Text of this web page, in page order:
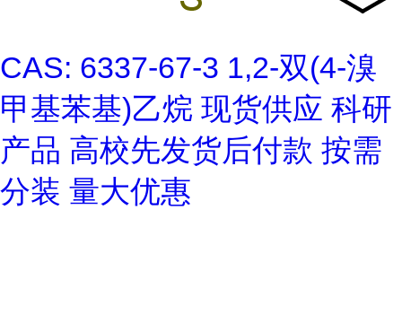
CAS: 6337-67-3 1,2-双(4-溴
甲基苯基)乙烷 现货供应 科研
产品 高校先发货后付款 按需
分装 量大优惠